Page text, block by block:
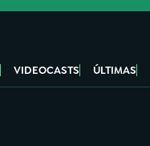
VIDEOCASTS ÚLTIMAS